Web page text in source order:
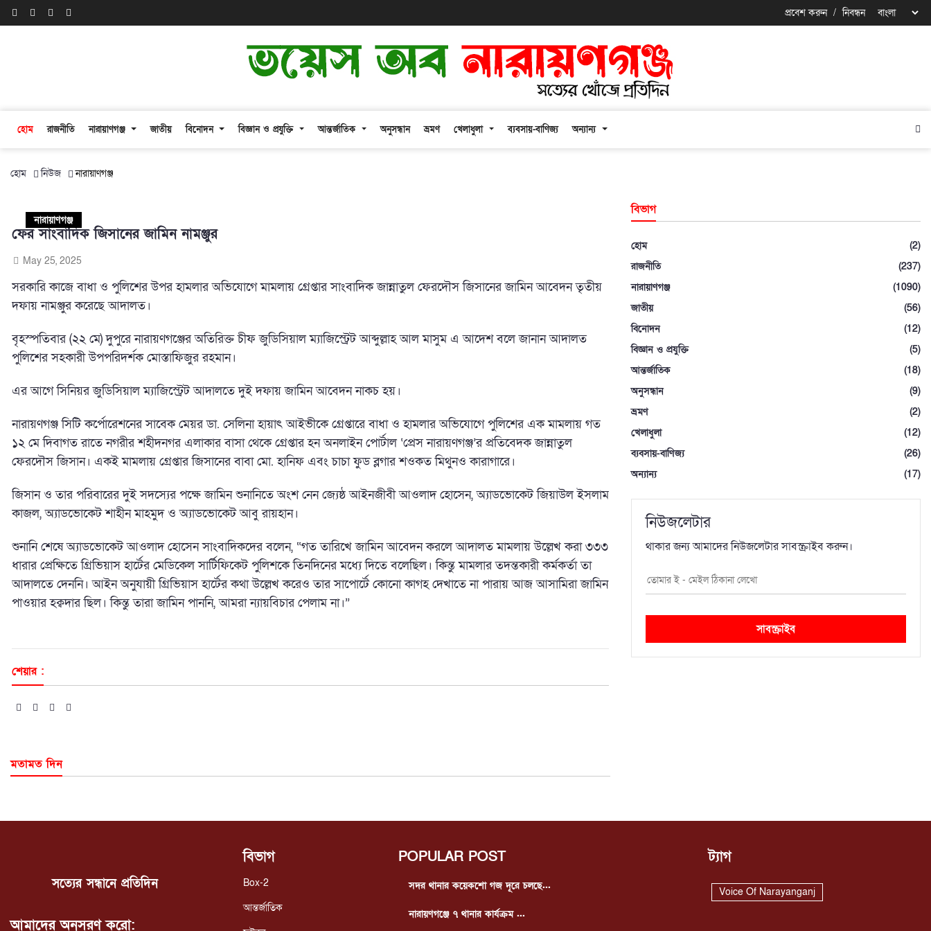
প্রবেশ করুন / নিবন্ধন
হোম রাজনীতি নারায়াণগঞ্জ জাতীয় বিনোদন বিজ্ঞান ও প্রযুক্তি আন্তর্জাতিক অনুসন্ধান ভ্রমণ খেলাধুলা ব্যবসায়-বাণিজ্য অন্যান্য
হোম নিউজ নারায়াণগঞ্জ
নারায়াণগঞ্জ
ফের সাংবাদিক জিসানের জামিন নামঞ্জুর
May 25, 2025
সরকারি কাজে বাধা ও পুলিশের উপর হামলার অভিযোগে মামলায় গ্রেপ্তার সাংবাদিক জান্নাতুল ফেরদৌস জিসানের জামিন আবেদন তৃতীয়
দফায় নামঞ্জুর করেছে আদালত।
বৃহস্পতিবার (২২ মে) দুপুরে নারায়ণগঞ্জের অতিরিক্ত চীফ জুডিসিয়াল ম্যাজিস্ট্রেট আব্দুল্লাহ আল মাসুম এ আদেশ বলে জানান আদালত
পুলিশের সহকারী উপপরিদর্শক মোস্তাফিজুর রহমান।
এর আগে সিনিয়র জুডিসিয়াল ম্যাজিস্ট্রেট আদালতে দুই দফায় জামিন আবেদন নাকচ হয়।
নারায়ণগঞ্জ সিটি কর্পোরেশনের সাবেক মেয়র ডা. সেলিনা হায়াৎ আইভীকে গ্রেপ্তারে বাধা ও হামলার অভিযোগে পুলিশের এক মামলায় গত
১২ মে দিবাগত রাতে নগরীর শহীদনগর এলাকার বাসা থেকে গ্রেপ্তার হন অনলাইন পোর্টাল ‘প্রেস নারায়ণগঞ্জ’র প্রতিবেদক জান্নাতুল
ফেরদৌস জিসান। একই মামলায় গ্রেপ্তার জিসানের বাবা মো. হানিফ এবং চাচা ফুড ব্লগার শওকতমিথুনও কারাগারে।
জিসান ও তার পরিবারের দুই সদস্যের পক্ষে জামিন শুনানিতে অংশ নেন জ্যেষ্ঠ আইনজীবী আওলাদ হোসেন, অ্যাডভোকেট জিয়াউল ইসলাম
কাজল, অ্যাডভোকেট শাহীন মাহমুদ ও অ্যাডভোকেট আবু রায়হান।
শুনানি শেষে অ্যাডভোকেট আওলাদ হোসেন সাংবাদিকদের বলেন, “গত তারিখে জামিন আবেদন করলে আদালত মামলায় উল্লেখ করা ৩৩৩
ধারার প্রেক্ষিতে গ্রিভিয়াস হার্টের মেডিকেল সার্টিফিকেট পুলিশকে তিনদিনের মধ্যে দিতে বলেছিল। কিন্তু মামলার তদন্তকারী কর্মকর্তা তা
আদালতে দেননি। আইন অনুযায়ী গ্রিভিয়াস হার্টের কথা উল্লেখ করেও তার সাপোর্টে কোনো কাগহ দেখাতে না পারায় আজ আসামিরা জামিন
পাওয়ার হক্বদার ছিল। কিন্তু তারা জামিন পাননি, আমরা ন্যায়বিচার পেলাম না।”
শেয়ার :
মতামত দিন
বিভাগ
হোম
(2)
রাজনীতি
(237)
নারায়াণগঞ্জ
(1090)
জাতীয়
(56)
বিনোদন
(12)
বিজ্ঞান ও প্রযুক্তি
(5)
আন্তর্জাতিক
(18)
অনুসন্ধান
(9)
ভ্রমণ
(2)
খেলাধুলা
(12)
ব্যবসায়-বাণিজ্য
(26)
অন্যান্য
(17)
নিউজলেটার
থাকার জন্য আমাদের নিউজলেটার সাবস্ক্রাইব করুন।
সাবস্ক্রাইব
সত্যের সন্ধানে প্রতিদিন
আমাদের অনুসরণ করো:
বিভাগ
Box-2
আন্তর্জাতিক
POPULAR POST
সদর থানার কয়েকশো গজ দূরে চলছে...
নারায়ণগঞ্জে ৭ থানার কার্যক্রম ...
ট্যাগ
Voice Of Narayanganj